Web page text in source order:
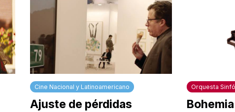
Cine Nacional y Latinoamericano
Ajuste de pérdidas
Orquesta
Bohemia